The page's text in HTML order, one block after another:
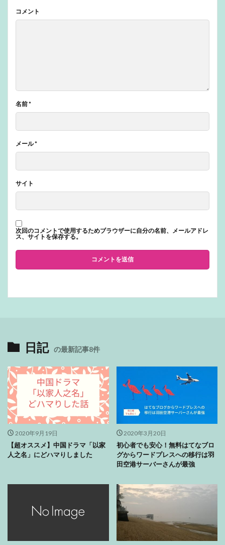
コメント
名前*
メール*
サイト
次回のコメントで使用するためブラウザーに自分の名前、メールアドレ
ス、サイトを保存する。
日記 の最新記事8件
2020年9月19日
【超オススメ】中国ドラマ「以家
人之名」にどハマりしました
2020年3月20日
初心者でも安心！無料はてなブロ
グからワードプレスへの移行は羽
田空港サーバーさんが最強